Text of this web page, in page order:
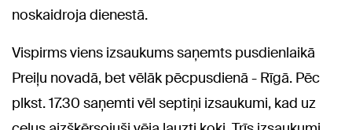
noskaidroja dienestā.
Vispirms viens izsaukums saņemts pusdienlaikā
Preiļu novadā, bet vēlāk pēcpusdienā - Rīgā. Pēc
plkst. 17.30 saņemti vēl septiņi izsaukumi, kad uz